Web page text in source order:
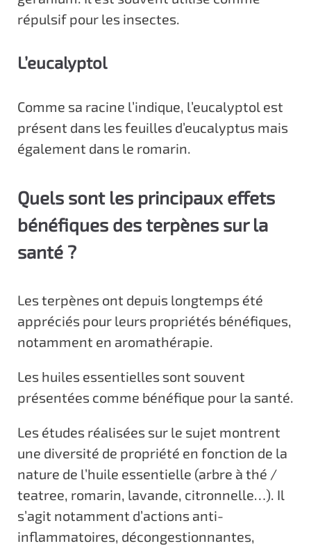
répulsif pour les insectes.
L’eucalyptol
Comme sa racine l’indique, l’eucalyptol est
présent dans les feuilles d’eucalyptus mais
également dans le romarin.
Quels sont les principaux effets
bénéfiques des terpènes sur la
santé ?
Les terpènes ont depuis longtemps été
appréciés pour leurs propriétés bénéfiques,
notamment en aromathérapie.
Les huiles essentielles sont souvent
présentées comme bénéfique pour la santé.
Les études réalisées sur le sujet montrent
une diversité de propriété en fonction de la
nature de l’huile essentielle (arbre à thé /
teatree, romarin, lavande, citronnelle…). Il
s’agit notamment d’actions anti-
inflammatoires, décongestionnantes,